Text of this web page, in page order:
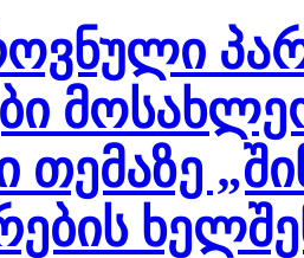
თემაზე